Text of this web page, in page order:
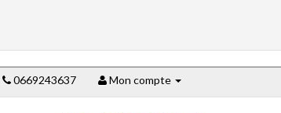
0669243637 Mon compte